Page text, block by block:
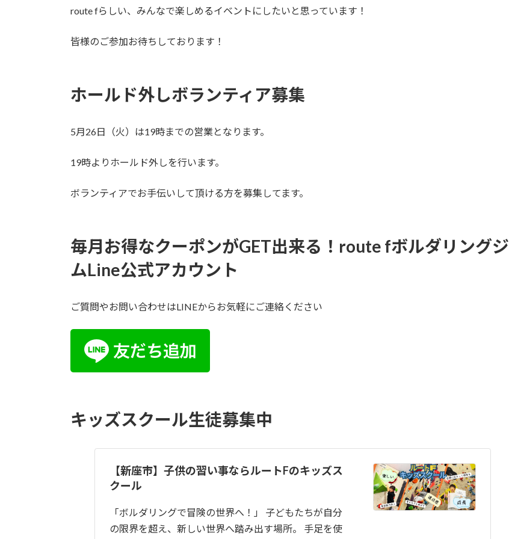
route fらしい、みんなで楽しめるイベントにしたいと思っています！
皆様のご参加お待ちしております！
ホールド外しボランティア募集
5月26日（火）は19時までの営業となります。
19時よりホールド外しを行います。
ボランティアでお手伝いして頂ける方を募集してます。
毎月お得なクーポンがGET出来る！route fボルダリングジ
ムLine公式アカウント
ご質問やお問い合わせはLINEからお気軽にご連絡ください
キッズスクール生徒募集中
【新座市】子供の習い事ならルートFのキッズス
クール
「ボルダリングで冒険の世界へ！」 子どもたちが自分
の限界を超え、新しい世界へ踏み出す場所。 手足を使